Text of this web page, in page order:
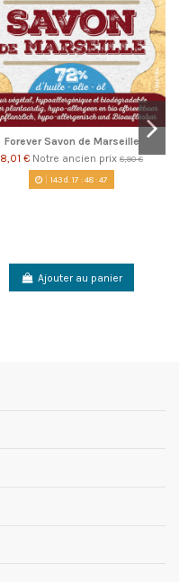
Forever Savon de Marseille
8,01 € Notre ancien prix 8,90 €
143d. 17 :48:46
Ajouter au panier